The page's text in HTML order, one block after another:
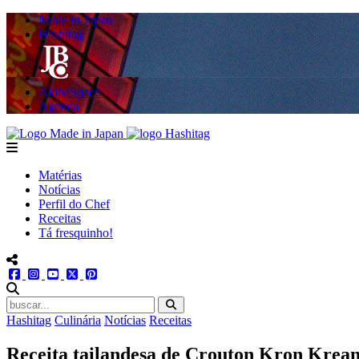
Made in Japan
Hashitag
AkibaSpace
Agenda
Powered By Made in Japan
Hashitag
menu
Matérias
Notícias
Perfil do Chef
Receitas
Tá fresquinho!
menu redes social
facebookinstagram
youtube
twitter
Hashitag Culinária Notícias Receitas
Receita tailandesa de Crouton Kron